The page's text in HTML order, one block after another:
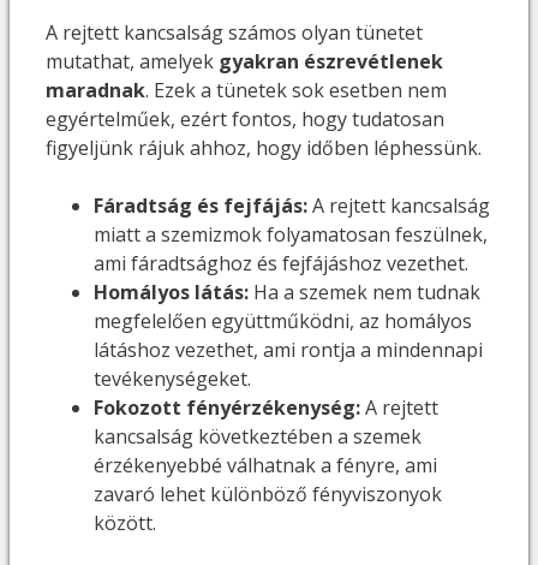
A rejtett kancsalság számos olyan tünetet
mutathat, amelyek gyakran észrevétlenek
maradnak. Ezek a tünetek sok esetben nem
egyértelműek, ezért fontos, hogy tudatosan
figyeljünk rájuk ahhoz, hogy időben léphessünk.
Fáradtság és fejfájás:A rejtett kancsalság
miatt a szemizmok folyamatosan feszülnek,
ami fáradtsághoz és fejfájáshoz vezethet.
Homályos látás: Ha a szemek nem tudnak
megfelelően együttműködni, az homályos
látáshoz vezethet, ami rontja a mindennapi
tevékenységeket.
Fokozott fényérzékenység:A rejtett
kancsalság következtében a szemek
érzékenyebbé válhatnak a fényre, ami
zavaró lehet különböző fényviszonyok
között.